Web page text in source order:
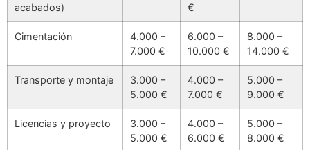
acabados)
€
Cimentación
4.000 –
7.000 €
6.000 –
10.000 €
8.000 –
14.000 €
Transporte y montaje
3.000 –
5.000 €
4.000 –
7.000 €
5.000 –
9.000 €
Licencias y proyecto
3.000 –
5.000 €
4.000 –
6.000 €
5.000 –
8.000 €